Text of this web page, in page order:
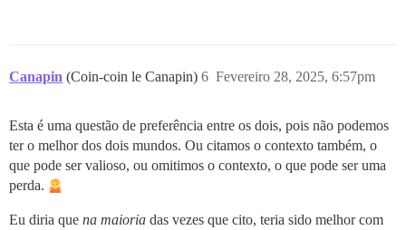
Canapin (Coin-coin le Canapin) Fevereiro 28, 2025, 6:57pm
6
Esta é uma questão de preferência entre os dois, pois não podemos
ter o melhor dos dois mundos. Ou citamos o contexto também, o
que pode ser valioso, ou omitimos o contexto, o que pode ser uma
perda.
Eu diria que na maioria das vezes que cito, teria sido melhor com